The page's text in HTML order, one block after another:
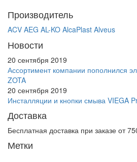
Производитель
ACV AEG AL-KO AlcaPlast Alveus
Новости
20 сентября 2019
Ассортимент компании пополнился
ZOTA
20 сентября 2019
Инсталляции и кнопки смыва VIEGA
Доставка
Бесплатная доставка при заказе от
Метки